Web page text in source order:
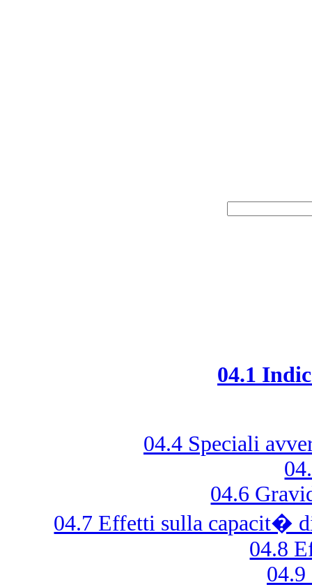
04.1
04.4 Speciali
04.6
04.7 Effetti sulla capacit�
04.8
04.9